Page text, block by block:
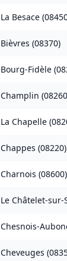
La Besace (
Bièvres (08370)
Bourg-Fidèle (
Champlin (08260
La Chapelle (
Chappes (08220)
Charnois (08600)
Le Châtelet-sur-
Chesnois-
Cheveuges (